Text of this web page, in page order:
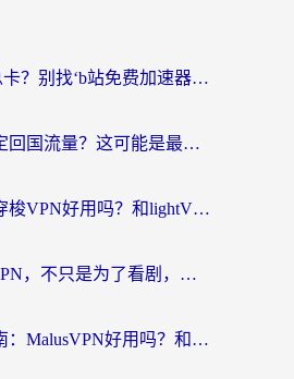
海外党刷B站总卡？别找‘b站免费加速器’了，这篇指南让你无缝访问国内资源
海外党如何搞定回国流量？这可能是最实在的一篇指南
海外党必看：穿梭VPN好用吗？和lightVPN对比哪个回国效果更好？附匈牙利留学生实测攻略
在Mac上翻墙VPN，不只是为了看剧，更是为了那份熟悉的连接感
海外党避坑指南：MalusVPN好用吗？和快帆VPN哪个好？+ 3款加速器实测对比